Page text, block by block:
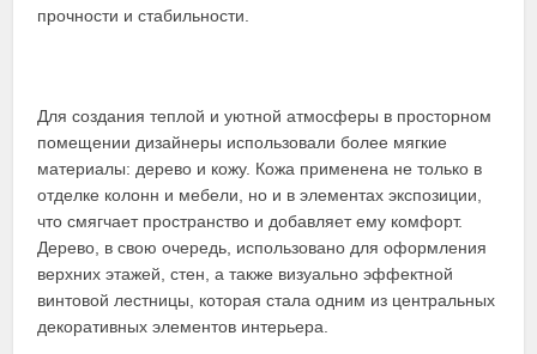
прочности и стабильности.
Для создания теплой и уютной атмосферы в просторном
помещении дизайнеры использовали более мягкие
материалы: дерево и кожу. Кожа применена не только в
отделке колонн и мебели, но и в элементах экспозиции,
что смягчает пространство и добавляет ему комфорт.
Дерево, в свою очередь, использовано для оформления
верхних этажей, стен, а также визуально эффектной
винтовой лестницы, которая стала одним из центральных
декоративных элементов интерьера.